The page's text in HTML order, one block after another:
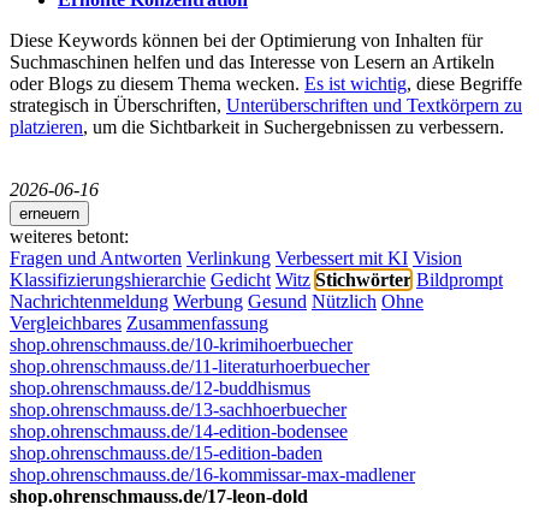
Diese Keywords können bei der Optimierung von Inhalten für
Suchmaschinen helfen und das Interesse von Lesern an Artikeln
oder Blogs zu diesem Thema wecken. Es ist wichtig, diese Begriffe
strategisch in Überschriften, Unterüberschriften und Textkörpern zu
platzieren, um die Sichtbarkeit in Suchergebnissen zu verbessern.
2026-06-16
erneuern
weiteres betont:
Fragen und Antworten Verlinkung Verbessert mit KI Vision
Klassifizierungshierarchie Gedicht Witz Stichwörter Bildprompt
Nachrichtenmeldung Werbung Gesund Nützlich Ohne
Vergleichbares Zusammenfassung
shop.ohrenschmauss.de/10-krimihoerbuecher
shop.ohrenschmauss.de/11-literaturhoerbuecher
shop.ohrenschmauss.de/12-buddhismus
shop.ohrenschmauss.de/13-sachhoerbuecher
shop.ohrenschmauss.de/14-edition-bodensee
shop.ohrenschmauss.de/15-edition-baden
shop.ohrenschmauss.de/16-kommissar-max-madlener
shop.ohrenschmauss.de/17-leon-dold